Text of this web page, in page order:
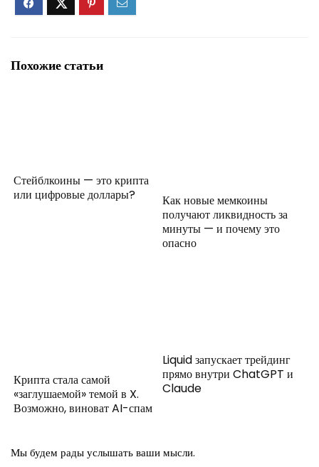
Похожие статьи
Стейблкоины — это крипта
или цифровые доллары?
Как новые мемкоины
получают ликвидность за
минуты — и почему это
опасно
Крипта стала самой
«заглушаемой» темой в X.
Возможно, виноват AI-спам
Liquid запускает трейдинг
прямо внутри ChatGPT и
Claude
Мы будем рады услышать ваши мысли.